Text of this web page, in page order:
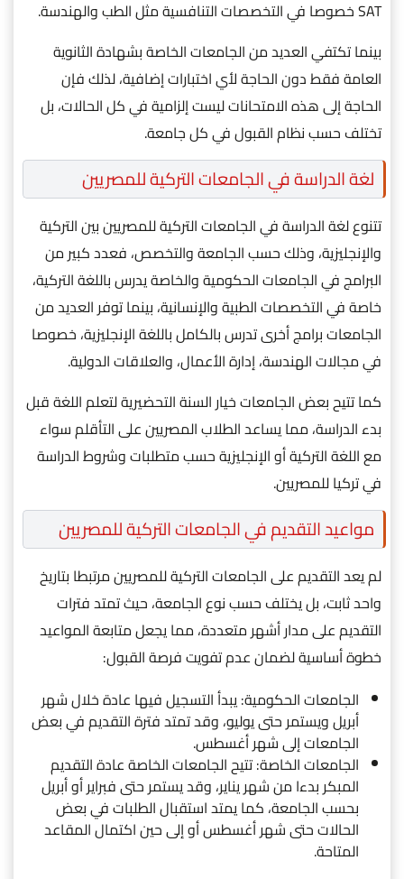
SAT خصوصا في التخصصات التنافسية مثل الطب والهندسة.
بينما تكتفي العديد من الجامعات الخاصة بشهادة الثانوية
العامة فقط دون الحاجة لأي اختبارات إضافية، لذلك فإن
الحاجة إلى هذه الامتحانات ليست إلزامية في كل الحالات، بل
تختلف حسب نظام القبول في كل جامعة.
لغة الدراسة في الجامعات التركية للمصريين
تتنوع لغة الدراسة في الجامعات التركية للمصريين بين التركية
والإنجليزية، وذلك حسب الجامعة والتخصص، فعدد كبير من
البرامج في الجامعات الحكومية والخاصة يدرس باللغة التركية،
خاصة في التخصصات الطبية والإنسانية، بينما توفر العديد من
الجامعات برامج أخرى تدرس بالكامل باللغة الإنجليزية، خصوصا
في مجالات الهندسة، إدارة الأعمال، والعلاقات الدولية.
كما تتيح بعض الجامعات خيار السنة التحضيرية لتعلم اللغة قبل
بدء الدراسة، مما يساعد الطلاب المصريين على التأقلم سواء
مع اللغة التركية أو الإنجليزية حسب متطلبات وشروط الدراسة
في تركيا للمصريين.
مواعيد التقديم في الجامعات التركية للمصريين
لم يعد التقديم على الجامعات التركية للمصريين مرتبطا بتاريخ
واحد ثابت، بل يختلف حسب نوع الجامعة، حيث تمتد فترات
التقديم على مدار أشهر متعددة، مما يجعل متابعة المواعيد
خطوة أساسية لضمان عدم تفويت فرصة القبول:
الجامعات الحكومية: يبدأ التسجيل فيها عادة خلال شهر
أبريل ويستمر حتى يوليو، وقد تمتد فترة التقديم في بعض
الجامعات إلى شهر أغسطس.
الجامعات الخاصة: تتيح الجامعات الخاصة عادة التقديم
المبكر بدءا من شهر يناير، وقد يستمر حتى فبراير أو أبريل
بحسب الجامعة، كما يمتد استقبال الطلبات في بعض
الحالات حتى شهر أغسطس أو إلى حين اكتمال المقاعد
المتاحة.